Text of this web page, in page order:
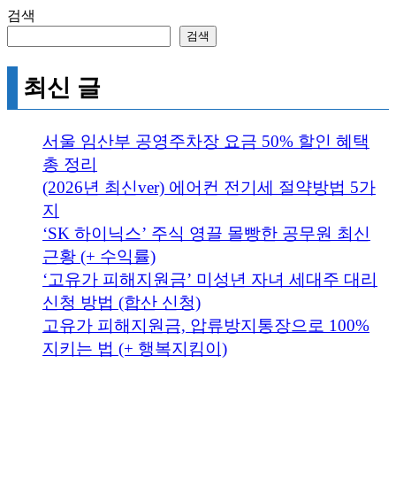
검색
검색
최신 글
서울 임산부 공영주차장 요금 50% 할인 혜택
총 정리
(2026년 최신ver) 에어컨 전기세 절약방법 5가
지
‘SK 하이닉스’ 주식 영끌 몰빵한 공무원 최신
근황 (+ 수익률)
‘고유가 피해지원금’ 미성년 자녀 세대주 대리
신청 방법 (합산 신청)
고유가 피해지원금, 압류방지통장으로 100%
지키는 법 (+ 행복지킴이)